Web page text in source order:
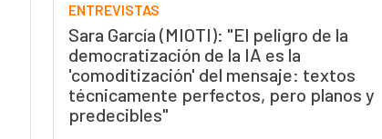
ENTREVISTAS
Sara García (MIOTI): "El peligro de la
democratización de la IA es la
'comoditización' del mensaje: textos
técnicamente perfectos, pero planos y
predecibles"